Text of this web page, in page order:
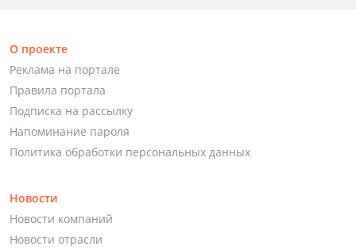
О проекте
Реклама на портале
Правила портала
Подписка на рассылку
Напоминание пароля
Политика обработки персональных данных
Новости
Новости компаний
Новости отрасли